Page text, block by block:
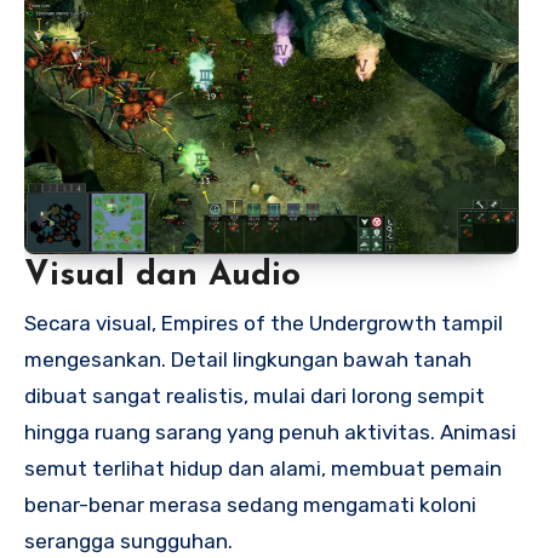
Visual dan Audio
Secara visual, Empires of the Undergrowth tampil
mengesankan. Detail lingkungan bawah tanah
dibuat sangat realistis, mulai dari lorong sempit
hingga ruang sarang yang penuh aktivitas. Animasi
semut terlihat hidup dan alami, membuat pemain
benar-benar merasa sedang mengamati koloni
serangga sungguhan.